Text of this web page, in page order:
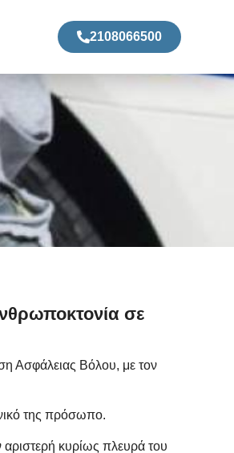
2108066500
σε
Ασφάλειας Βόλου, με τον
της πρόσωπο.
κυρίως πλευρά του